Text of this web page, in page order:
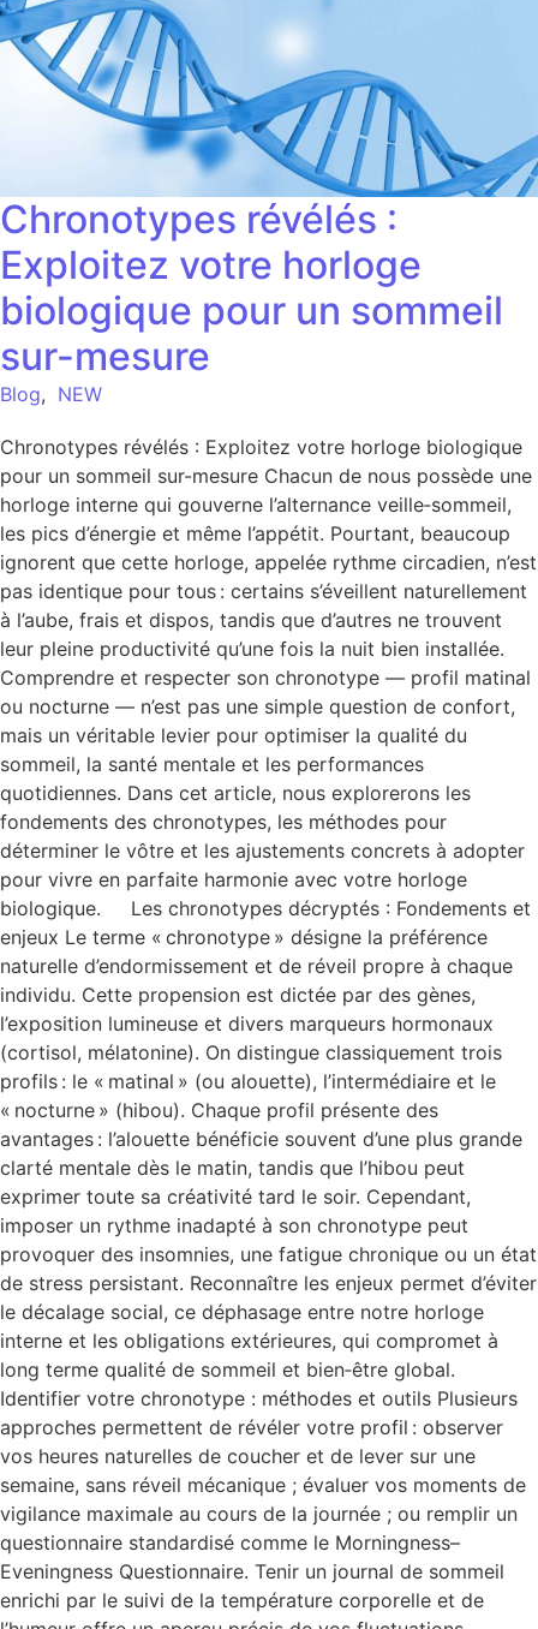
Chronotypes révélés :
Exploitez votre horloge
biologique pour un sommeil
sur-mesure
Blog, NEW
Chronotypes révélés : Exploitez votre horloge biologique
pour un sommeil sur-mesure Chacun de nous possède une
horloge interne qui gouverne l’alternance veille‑sommeil,
les pics d’énergie et même l’appétit. Pourtant, beaucoup
ignorent que cette horloge, appelée rythme circadien, n’est
pas identique pour tous : certains s’éveillent naturellement
à l’aube, frais et dispos, tandis que d’autres ne trouvent
leur pleine productivité qu’une fois la nuit bien installée.
Comprendre et respecter son chronotype — profil matinal
ou nocturne — n’est pas une simple question de confort,
mais un véritable levier pour optimiser la qualité du
sommeil, la santé mentale et les performances
quotidiennes. Dans cet article, nous explorerons les
fondements des chronotypes, les méthodes pour
déterminer le vôtre et les ajustements concrets à adopter
pour vivre en parfaite harmonie avec votre horloge
biologique. Les chronotypes décryptés : Fondements et
enjeux Le terme « chronotype » désigne la préférence
naturelle d’endormissement et de réveil propre à chaque
individu. Cette propension est dictée par des gènes,
l’exposition lumineuse et divers marqueurs hormonaux
(cortisol, mélatonine). On distingue classiquement trois
profils : le « matinal » (ou alouette), l’intermédiaire et le
« nocturne » (hibou). Chaque profil présente des
avantages : l’alouette bénéficie souvent d’une plus grande
clarté mentale dès le matin, tandis que l’hibou peut
exprimer toute sa créativité tard le soir. Cependant,
imposer un rythme inadapté à son chronotype peut
provoquer des insomnies, une fatigue chronique ou un état
de stress persistant. Reconnaître les enjeux permet d’éviter
le décalage social, ce déphasage entre notre horloge
interne et les obligations extérieures, qui compromet à
long terme qualité de sommeil et bien‑être global.
Identifier votre chronotype : méthodes et outils Plusieurs
approches permettent de révéler votre profil : observer
vos heures naturelles de coucher et de lever sur une
semaine, sans réveil mécanique ; évaluer vos moments de
vigilance maximale au cours de la journée ; ou remplir un
questionnaire standardisé comme le Morningness–
Eveningness Questionnaire. Tenir un journal de sommeil
enrichi par le suivi de la température corporelle et de